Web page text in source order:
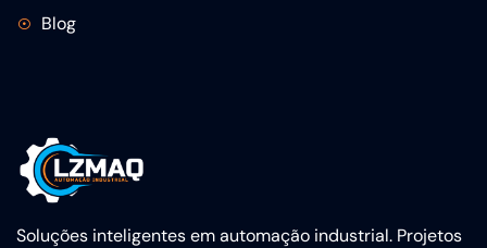
Soluções inteligentes em automação industrial. Projetos
Blog